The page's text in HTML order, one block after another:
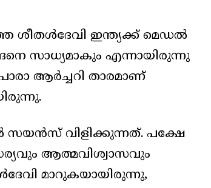
ശീതൾദേവി ഇന്ത്യക്ക് മെഡൽ
സാധ്യമാകും എന്നായിരുന്നു
ആർച്ചറി താരമാണ്
സയൻസ് വിളിക്കുന്നത്. പക്ഷേ
ആത്മവിശ്വാസവും
മാറുകയായിരുന്നു,